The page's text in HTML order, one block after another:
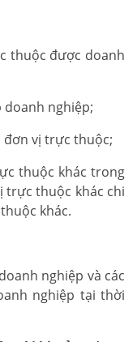
thuộc được doanh
nghiệp;
đơn vị trực thuộc;
thuộc khác trong
trực thuộc khác chi
khác.
nghiệp và các
nghiệp tại thời